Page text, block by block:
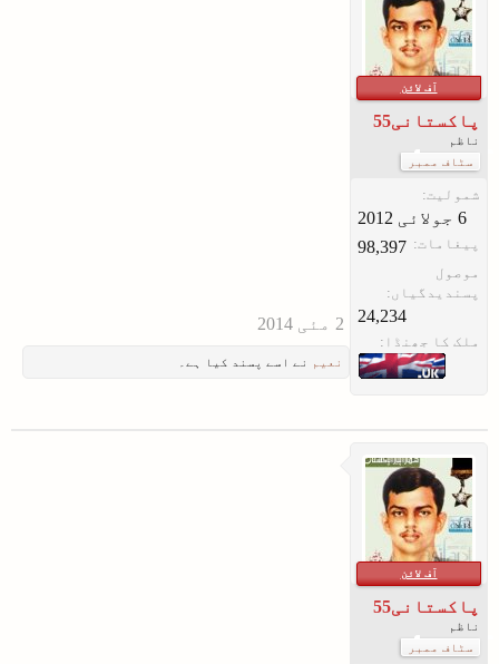
آف لائن
پاکستانی55
ناظم
سٹاف ممبر
شمولیت:
پیغامات: 98,397
موصول
پسندیدگیاں:
24,234
ملک کا جھنڈا:
نعیم نے اسے پسند کیا ہے۔
آف لائن
پاکستانی55
ناظم
سٹاف ممبر